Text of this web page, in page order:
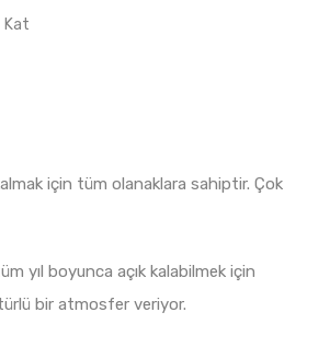
Kat
için tüm olanaklara sahiptir. Çok
yıl boyunca açık kalabilmek için
bir atmosfer veriyor.